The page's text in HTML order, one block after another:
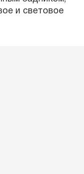
и световое